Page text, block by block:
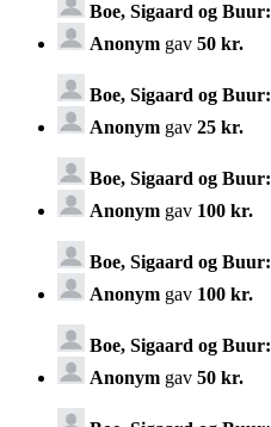
Boe, Sigaard og Buur:
Anonym gav 50 kr.
Boe, Sigaard og Buur:
Anonym gav 25 kr.
Boe, Sigaard og Buur:
Anonym gav 100 kr.
Boe, Sigaard og Buur:
Anonym gav 100 kr.
Boe, Sigaard og Buur:
Anonym gav 50 kr.